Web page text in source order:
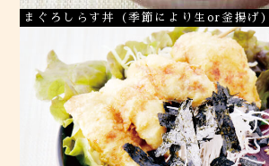
まぐろしらす丼（季節により生or釜揚げ）